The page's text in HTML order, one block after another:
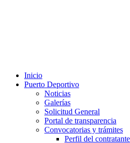
Inicio
Puerto Deportivo
Noticias
Galerías
Solicitud General
Portal de transparencia
Convocatorias y trámites
Perfil del contratante